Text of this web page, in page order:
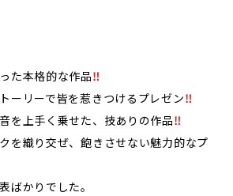
た本格的な作品‼️
ーリーで皆を惹きつけるプレゼン‼️
を上手く乗せた、技ありの作品‼️
を織り交ぜ、飽きさせない魅力的なプ
ばかりでした。